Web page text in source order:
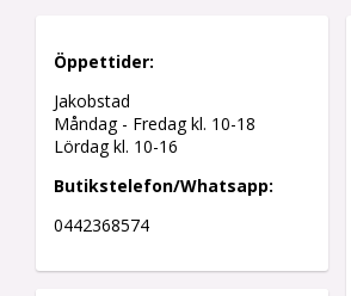
Öppettider:
Jakobstad
Måndag - Fredag kl. 10-18
Lördag kl. 10-16
Butikstelefon/Whatsapp:
0442368574